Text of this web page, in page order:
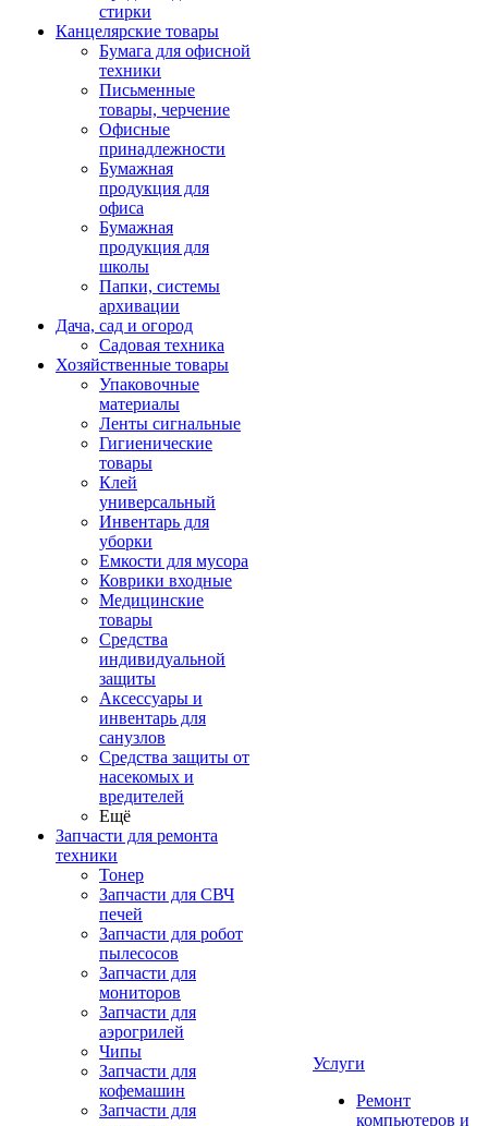
стирки
Канцелярские товары
Бумага для офисной
техники
Письменные
товары, черчение
Офисные
принадлежности
Бумажная
продукция для
офиса
Бумажная
продукция для
школы
Папки, системы
архивации
Дача, сад и огород
Садовая техника
Хозяйственные товары
Упаковочные
материалы
Ленты сигнальные
Гигиенические
товары
Клей
универсальный
Инвентарь для
уборки
Емкости для мусора
Коврики входные
Медицинские
товары
Средства
индивидуальной
защиты
Аксессуары и
инвентарь для
санузлов
Средства защиты от
насекомых и
вредителей
Ещё
Запчасти для ремонта
техники
Тонер
Запчасти для СВЧ
печей
Запчасти для робот
пылесосов
Запчасти для
мониторов
Запчасти для
аэрогрилей
Чипы
Запчасти для
кофемашин
Запчасти для
Услуги
Ремонт
компьютеров и